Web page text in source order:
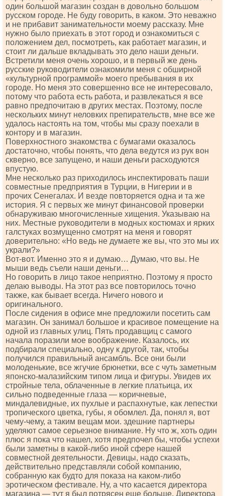
один большой магазин создан в довольно большом
русском городе. Не буду говорить, в каком. Это неважно
и не прибавит занимательности моему рассказу. Мне
нужно было приехать в этот город и ознакомиться с
положением дел, посмотреть, как работает магазин, и
стоит ли дальше вкладывать это дело наши деньги.
Встретили меня очень хорошо, и в первый же день
русские руководители ознакомили меня с обширной
«культурной программой» моего пребывания в их
городе. Но меня это совершенно все не интересовало,
потому что работа есть работа, и развлекаться я все
равно предпочитаю в других местах. Поэтому, после
нескольких минут неловких препирательств, мне все же
удалось настоять на том, чтобы мы сразу поехали в
контору и в магазин.
Поверхностного знакомства с бумагами оказалось
достаточно, чтобы понять, что дела ведутся из рук вон
скверно, все запущено, и наши деньги расходуются
впустую.
Мне несколько раз приходилось инспектировать паши
совместные предприятия в Турции, в Нигерии и в
прочих Сенегалах. И везде повторяется одна и та же
история. Я с первых же минут финансовой проверки
обнаруживаю многочисленные хищения. Указываю на
них. Местные руководители в модных костюмах и ярких
галстуках возмущенно смотрят на меня и говорят
доверительно: «Но ведь не думаете же вы, что это мы их
украли?»
Вот-вот. Именно это я и думаю… Думаю, что вы. Не
мыши ведь съели наши деньги…
Но говорить в лицо такое неприятно. Поэтому я просто
делаю выводы. На этот раз все повторилось точно
также, как бывает всегда. Ничего нового и
оригинального.
После сидения в офисе мне предложили посетить сам
магазин. Он занимал большое и красивое помещение на
одной из главных улиц. Пять продавщиц с самого
начала поразили мое воображение. Казалось, их
подбирали специально, одну к другой, так, чтобы
получился правильный ансамбль. Все они были
молоденькие, все жгучие брюнетки, все с чуть заметным
японско-малазийским типом лица и фигуры. Увидев их
стройные тела, облаченные в легкие платьица, их
сильно подведенные глаза — коричневые,
миндалевидные, их пухлые и распахнутые, как лепестки
тропического цветка, губы, я обомлел. Да, понял я, вот
чему-чему, а таким вещам мои. здешние партнеры
уделяют самое серьезное внимание. Ну что ж, хоть один
плюс я пока что нашел, хотя предпочел бы, чтобы успехи
были заметны в какой-либо иной сфере нашей
совместной деятельности. Девицы, надо сказать,
действительно представляли собой компанию,
собранную как будто для показа на каком-либо
эротическом фестивале. Ну, а что касается директора
магазина — тут я был потрясен еще больше. Директора